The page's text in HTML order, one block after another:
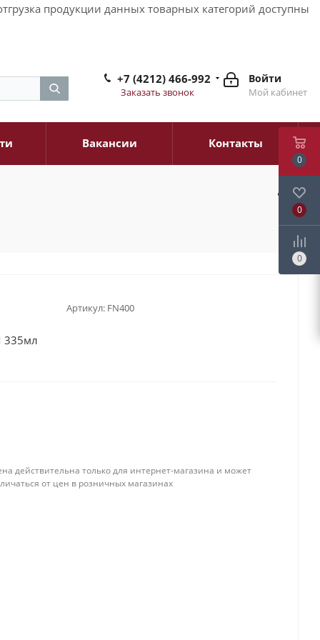
продукции данных товарных категорий доступны
Войти
Мой кабинет
+7 (4212) 466-992
Заказать звонок
Вакансии Контакты
Артикул: FN400
335мл
действительна только для интернет-магазина и может
от цен в розничных магазинах
0
0
0